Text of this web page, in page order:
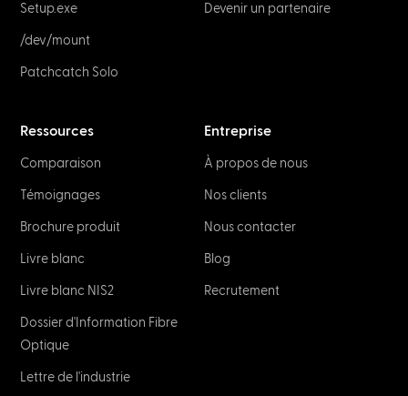
Setup.exe
/dev/mount
Patchcatch Solo
Devenir un partenaire
Ressources
Comparaison
Témoignages
Brochure produit
Livre blanc
Livre blanc NIS2
Dossier d'Information Fibre
Optique
Lettre de l'industrie
Entreprise
À propos de nous
Nos clients
Nous contacter
Blog
Recrutement